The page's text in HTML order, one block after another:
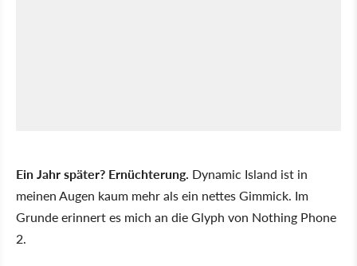
Ein Jahr später? Ernüchterung. Dynamic Island ist in
meinen Augen kaum mehr als ein nettes Gimmick. Im
Grunde erinnert es mich an die Glyph von Nothing Phone
2.